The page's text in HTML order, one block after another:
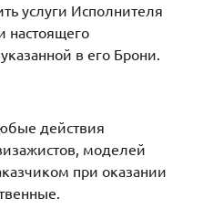
услуги Исполнителя
настоящего
в его Брони.
действия
моделей
при оказании